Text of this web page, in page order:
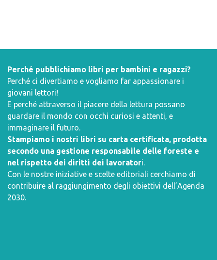
Perché pubblichiamo libri per bambini e ragazzi?
Perché ci divertiamo e vogliamo far appassionare i
giovani lettori!
E perché attraverso il piacere della lettura possano
guardare il mondo con occhi curiosi e attenti, e
immaginare il futuro.
Stampiamo i nostri libri su carta certificata, prodotta
secondo una gestione responsabile delle foreste e
nel rispetto dei diritti dei lavoratori.
Con le nostre iniziative e scelte editoriali cerchiamo di
contribuire al raggiungimento degli obiettivi dell’Agenda
2030.